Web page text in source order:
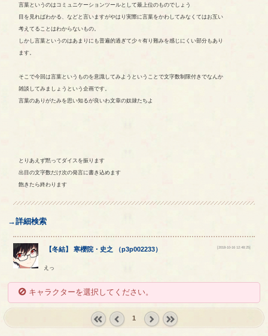
言葉というのはコミュニケーションツールとして最上位のものでしょう
目を見ればわかる、などと言いますがやはり実際に言葉をかわしてみなくてはお互い
考えてることはわからないもの。
しかし言葉というのはあまりにも普遍的過ぎて少々有り難みを感じにくい部分もあり
ます。
そこで今回は言葉というものを意識してみようということで文字数制限付きでなんか
雑談してみましょうという企画です。
言葉のありがたみを思い知るが良いわ文章の奴隷たちよ
とりあえず黙ってダイスを振ります
出目の文字数だけ次の発言に書き込めます
飽きたら終わります
→詳細検索
【冬結】寒櫻院 ・ 史之 （p3p002233） [2018-10-16 12:48:25]
えっ
キャラクターを選択してください。
1